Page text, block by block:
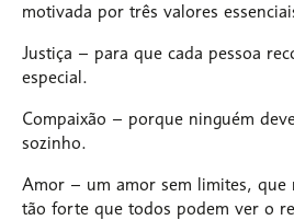
motivada por três valores
Justiça – para que cada pessoa
especial.
Compaixão – porque ninguém
sozinho.
Amor – um amor sem limites, que
tão forte que todos podem ver o